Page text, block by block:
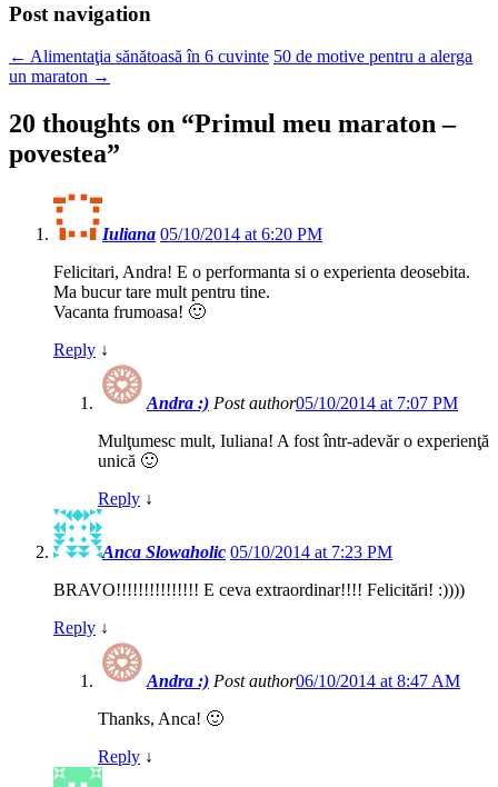
Post navigation
← Alimentaţia sănătoasă în 6 cuvinte 50 de motive pentru a alerga
un maraton →
20 thoughts on “Primul meu maraton –
povestea”
Iuliana 05/10/2014 at 6:20 PM
Felicitari, Andra! E o performanta si o experienta deosebita.
Ma bucur tare mult pentru tine.
Vacanta frumoasa! 🙂
Reply ↓
Andra :) Post author05/10/2014 at 7:07 PM
Mulţumesc mult, Iuliana! A fost într-adevăr o experienţă
unică 🙂
Reply ↓
Anca Slowaholic 05/10/2014 at 7:23 PM
BRAVO!!!!!!!!!!!!!!! E ceva extraordinar!!!! Felicitări! :))))
Reply ↓
Andra :) Post author06/10/2014 at 8:47 AM
Thanks, Anca! 🙂
Reply ↓